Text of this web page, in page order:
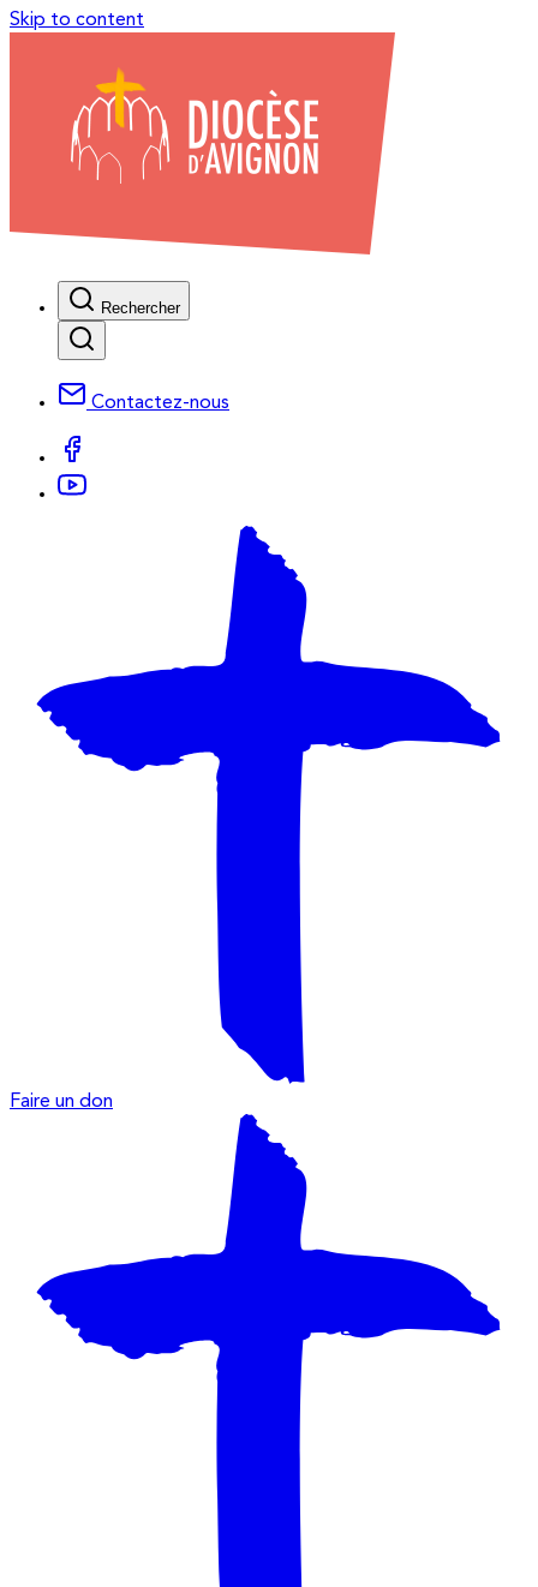
Skip to content
Rechercher
Contactez-nous
Faire un don